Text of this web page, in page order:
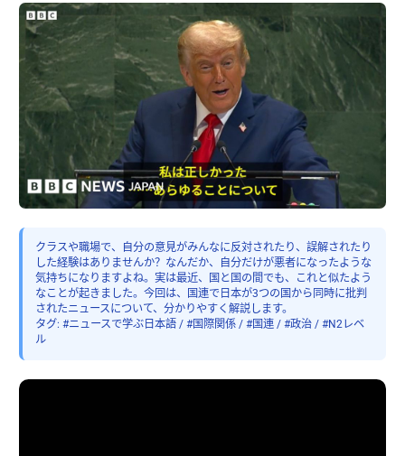
クラスや職場で、自分の意見がみんなに反対されたり、誤解されたり
した経験はありませんか？なんだか、自分だけが悪者になったような
気持ちになりますよね。実は最近、国と国の間でも、これと似たよう
なことが起きました。今回は、国連で日本が3つの国から同時に批判
されたニュースについて、分かりやすく解説します。
タグ: #ニュースで学ぶ日本語 / #国際関係 / #国連 / #政治 / #N2レベ
ル